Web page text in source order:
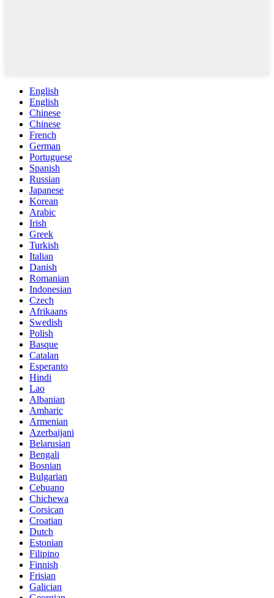
English
English
Chinese
Chinese
French
German
Portuguese
Spanish
Russian
Japanese
Korean
Arabic
Irish
Greek
Turkish
Italian
Danish
Romanian
Indonesian
Czech
Afrikaans
Swedish
Polish
Basque
Catalan
Esperanto
Hindi
Lao
Albanian
Amharic
Armenian
Azerbaijani
Belarusian
Bengali
Bosnian
Bulgarian
Cebuano
Chichewa
Corsican
Croatian
Dutch
Estonian
Filipino
Finnish
Frisian
Galician